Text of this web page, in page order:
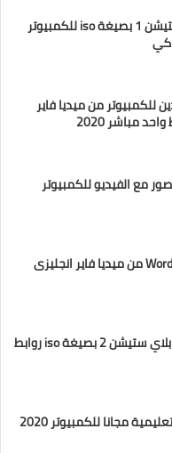
تحميل العاب بلاي ستيشن 1 بصيغة iso للكمبيوتر
للكمبيوتر من ميديا فاير
مباشر 2020
مع الفيديو للكمبيوتر
تحميل برنامج Word 2010 من ميديا فاير انجليزى
طريقة تحميل العاب بلاي ستيشن 2 بصيغة iso روابط
مجانا للكمبيوتر 2020